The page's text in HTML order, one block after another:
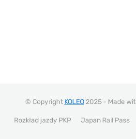
© Copyright KOLEO2025 - Made
Rozkład jazdy PKP Japan Rail Pass